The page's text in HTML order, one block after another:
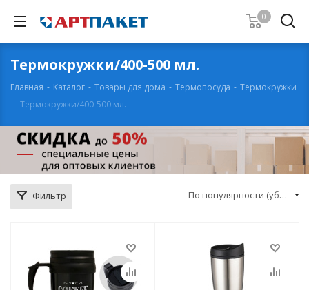
0
Термокружки/400-500 мл.
Главная - Каталог - Товары для дома - Термопосуда - Термокружки
- Термокружки/400-500 мл.
Фильтр По популярности (убывание)